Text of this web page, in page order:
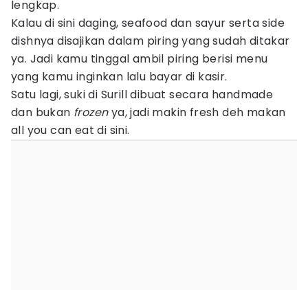
lengkap.
Kalau di sini daging, seafood dan sayur serta side
dishnya disajikan dalam piring yang sudah ditakar
ya. Jadi kamu tinggal ambil piring berisi menu
yang kamu inginkan lalu bayar di kasir.
Satu lagi, suki di Surill dibuat secara handmade
dan bukan frozenya, jadi makin fresh deh makan
all you can eat di sini.